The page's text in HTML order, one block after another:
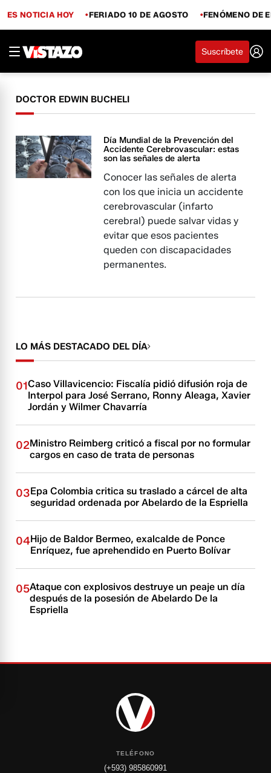
ES NOTICIA HOY FERIADO 10 DE AGOSTO FENÓMENO DE
Suscríbete
DOCTOR EDWIN BUCHELI
Día Mundial de la Prevención del
Accidente Cerebrovascular: estas
son las señales de alerta
Conocer las señales de alerta
con los que inicia un accidente
cerebrovascular (infarto
cerebral) puede salvar vidas y
evitar que esos pacientes
queden con discapacidades
permanentes.
LO MÁS DESTACADO DEL DÍA
01Caso Villavicencio: Fiscalía pidió difusión roja de
Interpol para José Serrano, Ronny Aleaga, Xavier
Jordán y Wilmer Chavarría
02Ministro Reimberg criticó a fiscal por no formular
cargos en caso de trata de personas
03Epa Colombia critica su traslado a cárcel de alta
seguridad ordenada por Abelardo de la Espriella
04Hijo de Baldor Bermeo, exalcalde de Ponce
Enríquez, fue aprehendido en Puerto Bolívar
05Ataque con explosivos destruye un peaje un día
después de la posesión de Abelardo De la
Espriella
TELÉFONO
(+593) 985860991